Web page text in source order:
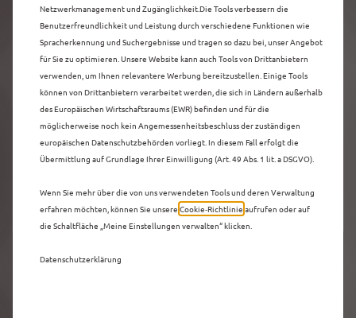
ENTDECKEN SIE ALLE
Ë-C4 X
VORFÜHRWAGEN MIT
ELEKTRO ANTRIEB IN
HAMELN
Netzwerkmanagement und Zugänglichkeit.Die Tools verbessern die
Benutzerfreundlichkeit und Leistung durch verschiedene Funktionen wie
Spracherkennung und Suchergebnisse und tragen so dazu bei, unser Angebot
für Sie zu optimieren. Unsere Website kann auch Tools von Drittanbietern
verwenden, um Ihnen relevantere Werbung bereitzustellen. Einige Tools
können von Drittanbietern verarbeitet werden, die sich in Ländern außerhalb
des Europäischen Wirtschaftsraums (EWR) befinden und für die
möglicherweise noch kein Angemessenheitsbeschluss der zuständigen
europäischen Datenschutzbehörden vorliegt. In diesem Fall erfolgt die
Übermittlung auf Grundlage Ihrer Einwilligung (Art. 49 Abs. 1 lit. a DSGVO).
Wenn Sie mehr über die von uns verwendeten Tools und deren Verwaltung
erfahren möchten, können Sie unsere Cookie‑Richtlinie aufrufen oder auf
die Schaltfläche „Meine Einstellungen verwalten“ klicken.
Datenschutzerklärung